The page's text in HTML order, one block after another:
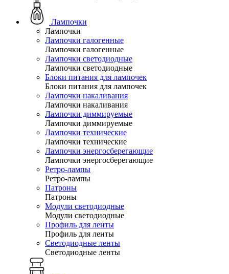
Лампочки
Лампочки
Лампочки галогенные
Лампочки галогенные
Лампочки светодиодные
Лампочки светодиодные
Блоки питания для лампочек
Блоки питания для лампочек
Лампочки накаливания
Лампочки накаливания
Лампочки диммируемые
Лампочки диммируемые
Лампочки технические
Лампочки технические
Лампочки энергосберегающие
Лампочки энергосберегающие
Ретро-лампы
Ретро-лампы
Патроны
Патроны
Модули светодиодные
Модули светодиодные
Профиль для ленты
Профиль для ленты
Светодиодные ленты
Светодиодные ленты